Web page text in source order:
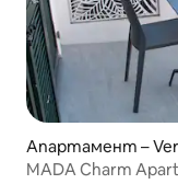
Апартамент –
MADA Charm